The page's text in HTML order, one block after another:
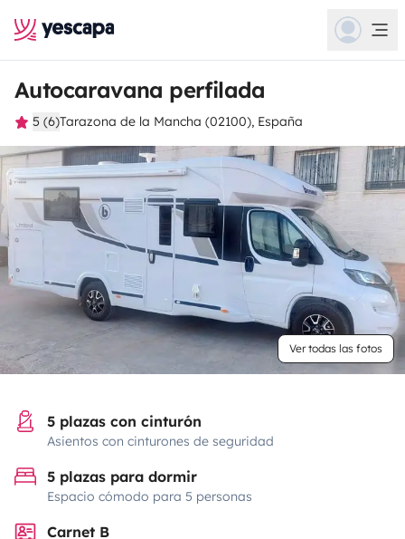
Autocaravana perfilada
5 (6)Tarazona de la Mancha (02100), España
Ver todas las fotos
5 plazas con cinturón
Asientos con cinturones de seguridad
5 plazas para dormir
Espacio cómodo para 5 personas
Carnet B